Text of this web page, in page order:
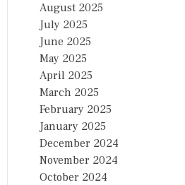
August 2025
July 2025
June 2025
May 2025
April 2025
March 2025
February 2025
January 2025
December 2024
November 2024
October 2024